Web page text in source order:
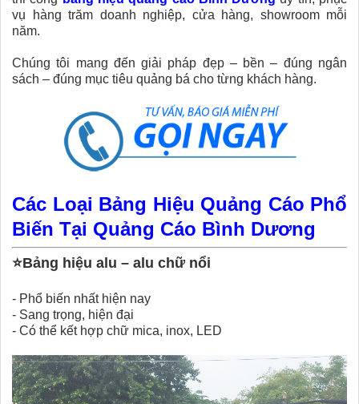
vụ hàng trăm doanh nghiệp, cửa hàng, showroom mỗi
năm.
Chúng tôi mang đến giải pháp đẹp – bền – đúng ngân
sách – đúng mục tiêu quảng bá cho từng khách hàng.
Các Loại Bảng Hiệu Quảng Cáo Phổ
Biến Tại Quảng Cáo Bình Dương
⭐Bảng hiệu alu – alu chữ nổi
- Phổ biến nhất hiện nay
- Sang trọng, hiện đại
- Có thể kết hợp chữ mica, inox, LED